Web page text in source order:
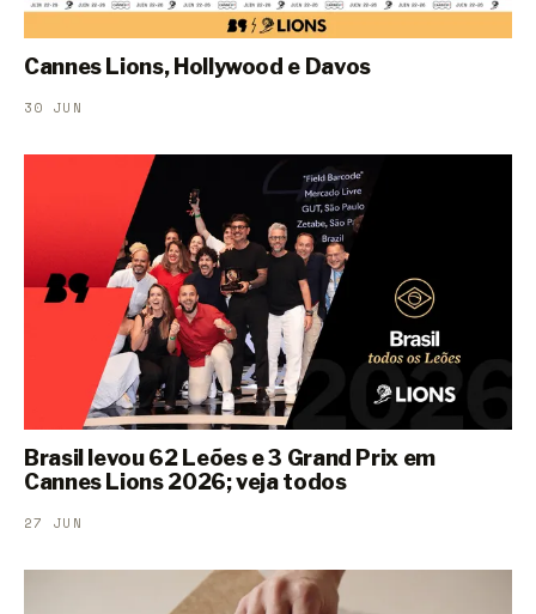
Cannes Lions, Hollywood e Davos
30 JUN
Brasil levou 62 Leões e 3 Grand Prix em
Cannes Lions 2026; veja todos
27 JUN